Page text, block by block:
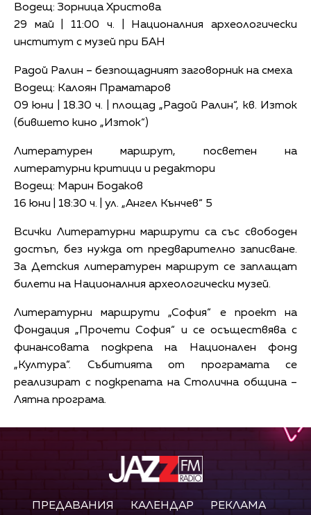
Водещ: Зорница Христова
29 май | 11:00 ч. | Националния археологически
институт с музей при БАН
Радой Ралин – безпощадният заговорник на смеха
Водещ: Калоян Праматаров
09 юни | 18.30 ч. | площад „Радой Ралин“, кв. Изток
(бившето кино „Изток“)
Литературен маршрут, посветен на
литературни критици и редактори
Водещ: Марин Бодаков
16 юни | 18:30 ч. | ул. „Ангел Кънчев“ 5
Всички Литературни маршрути са със свободен
достъп, без нужда от предварително записване.
За Детския литературен маршрут се заплащат
билети на Националния археологически музей.
Литературни маршрути „София“ е проект на
Фондация „Прочети София“ и се осъществява с
финансовата подкрепа на Национален фонд
„Култура“. Събитията от програмата се
реализират с подкрепата на Столична община –
Лятна програма.
ПРЕДАВАНИЯ КАЛЕНДАР РЕКЛАМА